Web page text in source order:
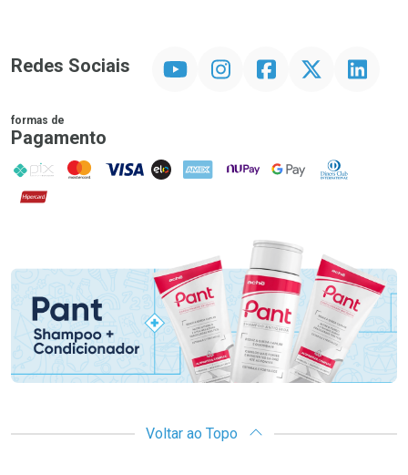
Redes Sociais InstagramFacebookTwitter Linkedin
formas de
Pagamento
PIX MasterCard
VISA ELO AMEX NuPay Google PayDiners Club
Hipercard
Promoção em Destaque
Voltar ao Topo